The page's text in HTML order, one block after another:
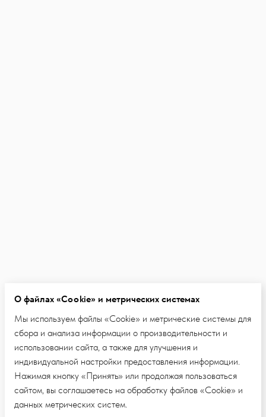
О файлах «Cookie» и метрических системах
Мы используем файлы «Cookie» и метрические системы для
сбора и анализа информации о производительности и
использовании сайта, а также для улучшения и
индивидуальной настройки предоставления информации.
Нажимая кнопку «Принять» или продолжая пользоваться
сайтом, вы соглашаетесь на обработку файлов «Cookie» и
данных метрических систем.